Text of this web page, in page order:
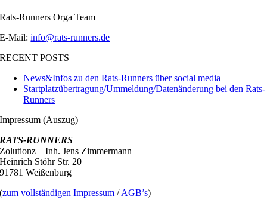
Rats-Runners Orga Team
E-Mail:info@rats-runners.de
RECENT POSTS
News&Infos zu den Rats-Runners über social media
Startplatzübertragung/Ummeldung/Datenänderung bei den Rats-
Runners
Impressum (Auszug)
RATS-RUNNERS
Zolutionz – Inh. Jens Zimmermann
Heinrich Stöhr Str. 20
91781 Weißenburg
(zum vollständigen Impressum /AGB’s)